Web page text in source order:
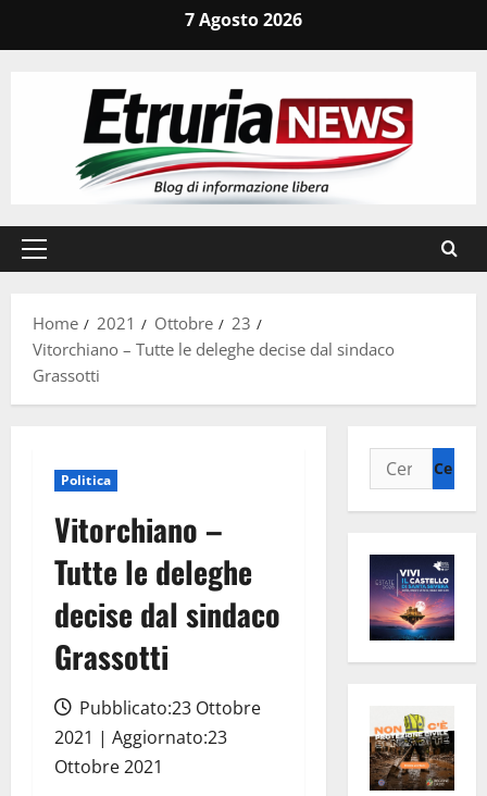
7 Agosto 2026
Menu
Home
2021 Ottobre
23
Vitorchiano – Tutte le deleghe decise dal sindaco
Grassotti
Politica
Vitorchiano –
Tutte le deleghe
decise dal sindaco
Grassotti
Pubblicato:23 Ottobre
2021 | Aggiornato:23
Ottobre 2021
Ricerca
per: